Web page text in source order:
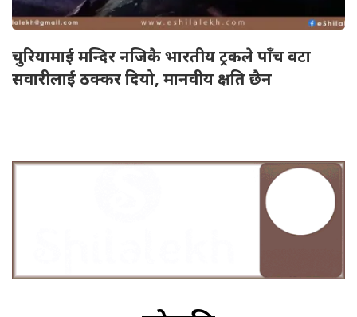
चुरियामाई मन्दिर नजिकै भारतीय ट्रकले पाँच वटा
सवारीलाई ठक्कर दियो, मानवीय क्षति छैन